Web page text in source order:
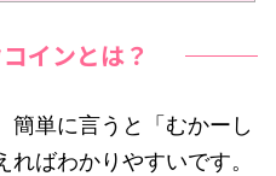
インとは？
簡単に言うと「むかーし
ばわかりやすいです。